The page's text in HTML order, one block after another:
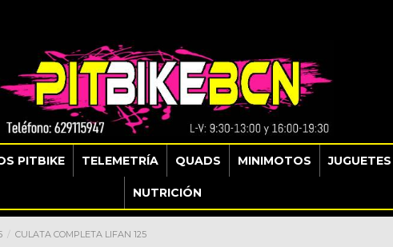
PITBIKE TELEMETRÍA QUADS MINIMOTOS JUGUETES
NUTRICIÓN
CULATA COMPLETA LIFAN 125